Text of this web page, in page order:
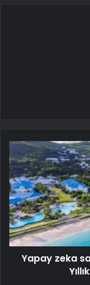
Yapay zeka